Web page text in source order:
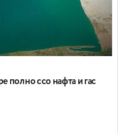
полно ссо нафта и гас